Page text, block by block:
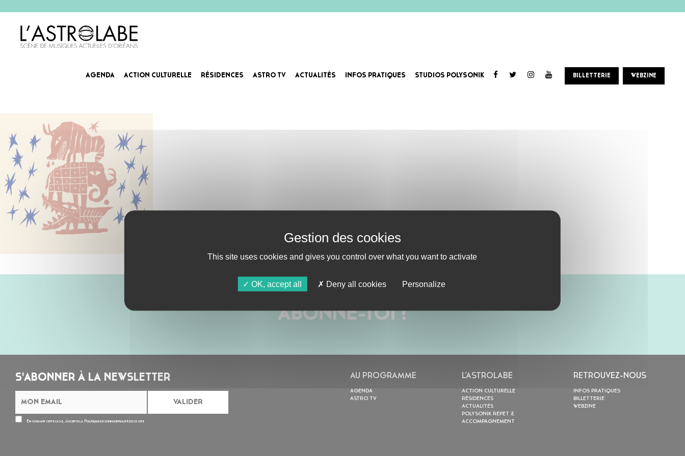
AGENDA ACTION CULTURELLE RÉSIDENCES ASTRO TV ACTUALITÉS INFOS PRATIQUES STUDIOS POLYSONIK BILLETTERIE WEBZINE
ABONNE-TOI !
S'ABONNER À LA NEWSLETTER
En cochant cette case, j’accepte la Politique de confidentialitéde ce site
AU PROGRAMME
AGENDA
ASTRO TV
L’ASTROLABE
ACTION CULTURELLE
RÉSIDENCES
ACTUALITÉS
POLYSONIK REPET &
ACCOMPAGNEMENT
RETROUVEZ-NOUS
INFOS PRATIQUES
BILLETTERIE
WEBZINE
This site uses cookies and gives you control over what you want to activate
OK, accept all Deny all cookies Personalize